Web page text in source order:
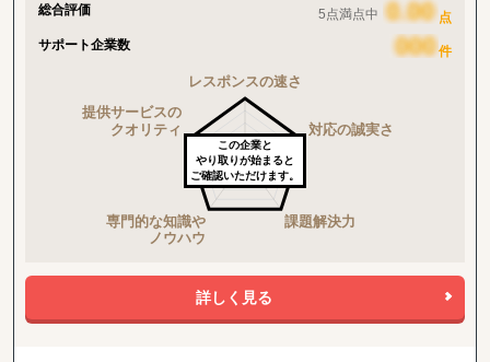
総合評価 5点満点中
点
サポート企業数
件
この企業と
やり取りが始まると
ご確認いただけます。
詳しく見る